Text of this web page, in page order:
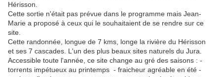
Hérisson.
Cette sortie n'était pas prévue dans le programme mais Jean-
Marie a proposé à ceux qui le souhaitaient de se rendre sur ce
site.
Cette randonnée, longue de 7 kms, longe la rivière du Hérisson
et ses 7 cascades. L'un des plus beaux sites naturels du Jura.
Accessible toute l'année, ce site change au gré des saisons : -
torrents impétueux au printemps - fraicheur agréable en été -